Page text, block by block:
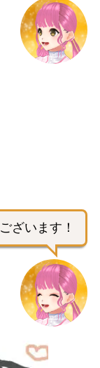
ざいます！